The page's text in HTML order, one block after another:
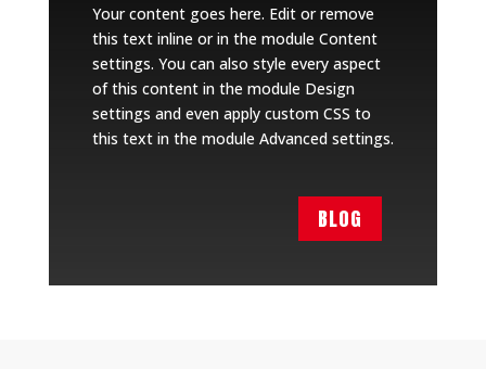
Your content goes here. Edit or remove
this text inline or in the module Content
settings. You can also style every aspect
of this content in the module Design
settings and even apply custom CSS to
this text in the module Advanced settings.
BLOG